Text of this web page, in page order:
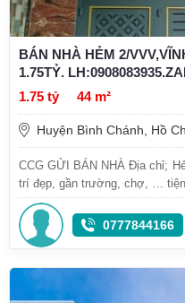
BÁN NHÀ HẺM 2/
1.75TỶ.
1.75 tỷ
44 m²
Huyện Bình Chánh, Hồ
CCG GỬI BÁN NHÀ Địa chỉ;
trí đẹp, gần trường, chợ, … tiện
0777844166